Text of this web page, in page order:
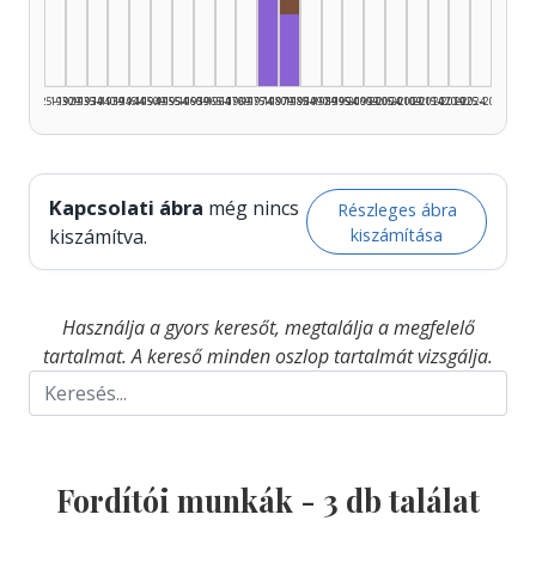
1925–1929
1930–1934
1935–1939
1940–1944
1945–1949
1950–1954
1955–1959
1960–1964
1965–1969
1970–1974
1975–1979
1980–1984
1985–1989
1990–1994
1995–1999
2000–2004
2005–2009
2010–2014
2015–2019
2020–2024
2025–2026
Kapcsolati ábra még nincs
kiszámítva.
Részleges ábra
kiszámítása
Használja a gyors keresőt, megtalálja a megfelelő
tartalmat. A kereső minden oszlop tartalmát vizsgálja.
Fordítói munkák - 3 db találat